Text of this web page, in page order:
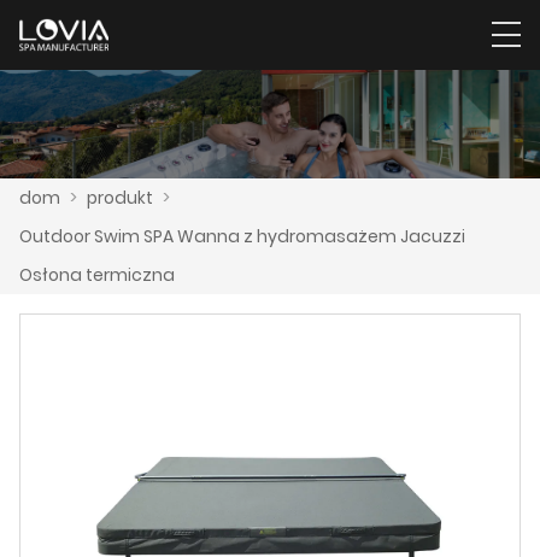
dom > produkt >
Outdoor Swim SPA Wanna z hydromasażem Jacuzzi
Osłona termiczna